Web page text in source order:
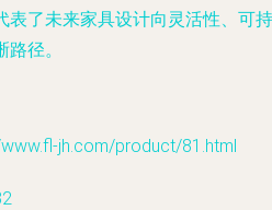
表了未来家具设计向灵活性、可持
径。
jh.com/product/81.html